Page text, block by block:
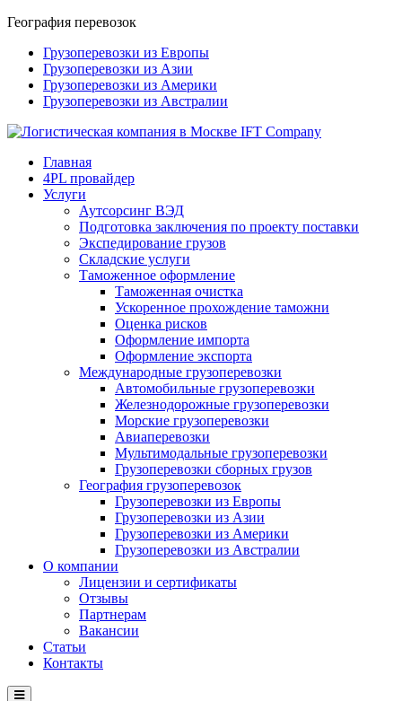
География перевозок
Грузоперевозки из Европы
Грузоперевозки из Азии
Грузоперевозки из Америки
Грузоперевозки из Австралии
Главная
4PL провайдер
Услуги
Аутсорсинг ВЭД
Подготовка заключения по проекту поставки
Экспедирование грузов
Складские услуги
Таможенное оформление
Таможенная очистка
Ускоренное прохождение таможни
Оценка рисков
Оформление импорта
Оформление экспорта
Международные грузоперевозки
Автомобильные грузоперевозки
Железнодорожные грузоперевозки
Морские грузоперевозки
Авиаперевозки
Мультимодальные грузоперевозки
Грузоперевозки сборных грузов
География грузоперевозок
Грузоперевозки из Европы
Грузоперевозки из Азии
Грузоперевозки из Америки
Грузоперевозки из Австралии
О компании
Лицензии и сертификаты
Отзывы
Партнерам
Вакансии
Статьи
Контакты